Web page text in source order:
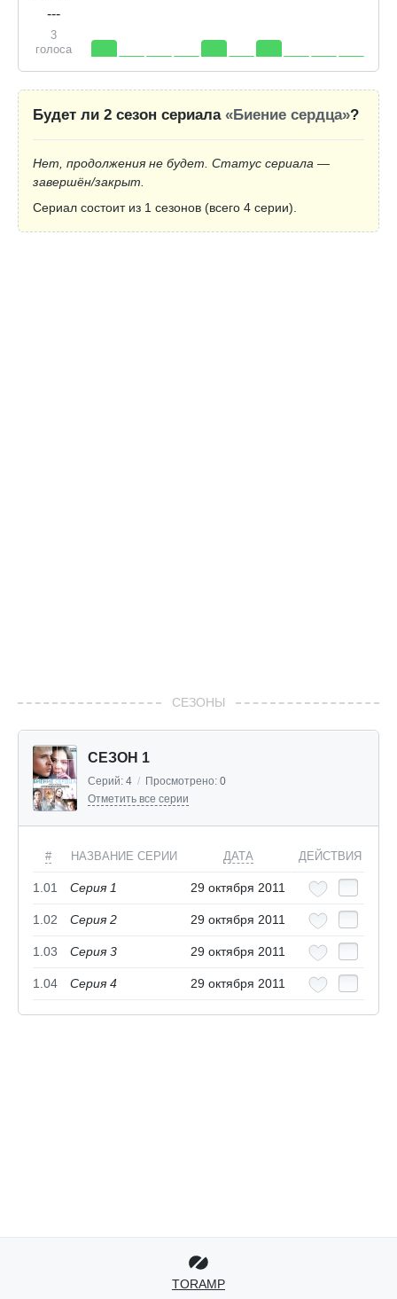
---
3
голоса
Будет ли 2 сезон сериала «Биение сердца»?
Нет, продолжения не будет. Статус сериала —
завершён/закрыт.
Сериал состоит из 1 сезонов (всего 4 серии).
СЕЗОНЫ
СЕЗОН 1
Серий: 4 / Просмотрено: 0
Отметить все серии
# НАЗВАНИЕ СЕРИИ ДАТА ДЕЙСТВИЯ
1.01 Серия 1 29 октября 2011
1.02 Серия 2 29 октября 2011
1.03 Серия 3 29 октября 2011
1.04 Серия 4 29 октября 2011
TORAMP